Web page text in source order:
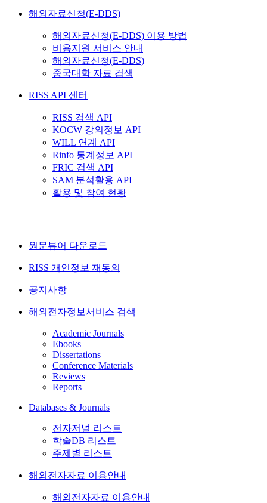
해외자료신청(E-DDS)
해외자료신청(E-DDS) 이용 방법
비용지원 서비스 안내
해외자료신청(E-DDS)
중국대학 자료 검색
RISS API 센터
RISS 검색 API
KOCW 강의정보 API
WILL 연계 API
Rinfo 통계정보 API
FRIC 검색 API
SAM 분석활용 API
활용 및 참여 현황
원문뷰어 다운로드
RISS 개인정보 재동의
공지사항
해외전자정보서비스 검색
Academic Journals
Ebooks
Dissertations
Conference Materials
Reviews
Reports
Databases & Journals
전자저널 리스트
학술DB 리스트
주제별 리스트
해외전자자료 이용안내
해외전자자료 이용안내